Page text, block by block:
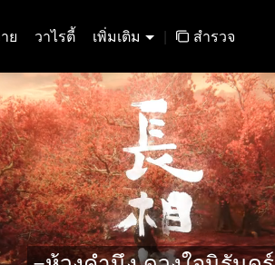
ย วาไรตี้ เพิ่มเติม | สำรวจ